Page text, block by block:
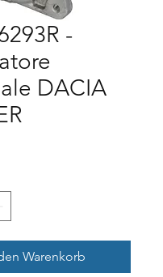
-
DACIA
Warenkorb